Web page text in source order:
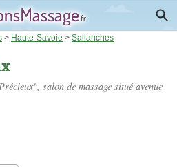
> Haute-Savoie > Sallanches
salon de massage situé avenue